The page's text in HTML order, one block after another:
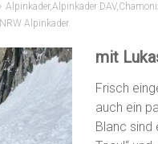
Alpinkader,Alpinkader DAV,
NRW Alpinkader
mit
Frisch
auch ein
Blanc sind